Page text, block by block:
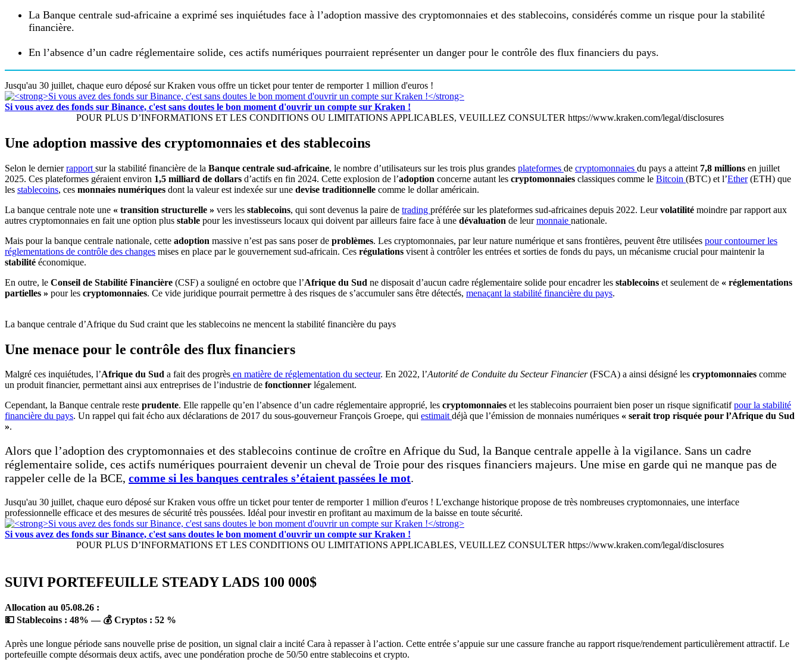
La Banque centrale sud-africaine a exprimé ses inquiétudes face à l’adoption massive des cryptomonnaies et des stablecoins, considérés comme un risque pour la stabilité
financière.
En l’absence d’un cadre réglementaire solide, ces actifs numériques pourraient représenter un danger pour le contrôle des flux financiers du pays.
Jusqu'au 30 juillet, chaque euro déposé sur Kraken vous offre un ticket pour tenter de remporter 1 million d'euros !
Si vous avez des fonds sur Binance, c'est sans doutes le bon moment d'ouvrir un compte sur Kraken !
POUR PLUS D’INFORMATIONS ET LES CONDITIONS OU LIMITATIONS APPLICABLES, VEUILLEZ CONSULTER https://www.kraken.com/legal/disclosures
Une adoption massive des cryptomonnaies et des stablecoins
Selon le dernierrapport sur la stabilité financière de la Banque centrale sud-africaine, le nombre d’utilisateurs sur les trois plus grandes plateformes de cryptomonnaies du pays a atteint 7,8 millions en juillet
2025. Ces plateformes géraient environ 1,5 milliard de dollars d’actifs en fin 2024. Cette explosion de l’adoption concerne autant les cryptomonnaies classiques comme le Bitcoin (BTC) et l’Ether(ETH) que
les stablecoins, ces monnaies numériques dont la valeur est indexée sur une devise traditionnelle comme le dollar américain.
La banque centrale note une « transition structurelle » vers les stablecoins, qui sont devenus la paire de trading préférée sur les plateformes sud-africaines depuis 2022. Leurvolatilité moindre par rapport aux
autres cryptomonnaies en fait une option plus stable pour les investisseurs locaux qui doivent par ailleurs faire face à une dévaluation de leurmonnaie nationale.
Mais pour la banque centrale nationale, cette adoption massive n’est pas sans poser de problèmes. Les cryptomonnaies, par leur nature numérique et sans frontières, peuvent être utilisées pour contourner les
réglementations de contrôle des changes mises en place par le gouvernement sud-africain. Ces régulations visent à contrôler les entrées et sorties de fonds du pays, un mécanisme crucial pour maintenir la
stabilité économique.
En outre, le Conseil de Stabilité Financière (CSF) a souligné en octobre que l’Afrique du Sud ne disposait d’aucun cadre réglementaire solide pour encadrer les stablecoins et seulement de « réglementations
partielles » pour les cryptomonnaies. Ce vide juridique pourrait permettre à des risques de s’accumuler sans être détectés, menaçant la stabilité financière du pays.
La banque centrale d’Afrique du Sud craint que les stablecoins ne mencent la stabilité financière du pays
Une menace pour le contrôle des flux financiers
Malgré ces inquiétudes, l’Afrique du Sud a fait des progrès en matière de réglementation du secteur. En 2022, l’Autorité de Conduite du Secteur Financier(FSCA) a ainsi désigné les cryptomonnaies comme
un produit financier, permettant ainsi aux entreprises de l’industrie de fonctionner légalement.
Cependant, la Banque centrale reste prudente. Elle rappelle qu’en l’absence d’un cadre réglementaire approprié, les cryptomonnaies et les stablecoins pourraient bien poser un risque significatifpour la stabilité
financière du pays. Un rappel qui fait écho aux déclarations de 2017 du sous-gouverneur François Groepe, qui estimaitdéjà que l’émission de monnaies numériques « serait trop risquée pour l’Afrique du Sud
».
Alors que l’adoption des cryptomonnaies et des stablecoins continue de croître en Afrique du Sud, la Banque centrale appelle à la vigilance. Sans un cadre
réglementaire solide, ces actifs numériques pourraient devenir un cheval de Troie pour des risques financiers majeurs. Une mise en garde qui ne manque pas de
rappeler celle de la BCE, comme si les banques centrales s’étaient passées le mot.
Jusqu'au 30 juillet, chaque euro déposé sur Kraken vous offre un ticket pour tenter de remporter 1 million d'euros ! L'exchange historique propose de très nombreuses cryptomonnaies, une interface
professionnelle efficace et des mesures de sécurité très poussées. Idéal pour investir en profitant au maximum de la baisse en toute sécurité.
Si vous avez des fonds sur Binance, c'est sans doutes le bon moment d'ouvrir un compte sur Kraken !
POUR PLUS D’INFORMATIONS ET LES CONDITIONS OU LIMITATIONS APPLICABLES, VEUILLEZ CONSULTER https://www.kraken.com/legal/disclosures
SUIVI PORTEFEUILLE STEADY LADS 100 000$
Allocation au 05.08.26 :
💵 Stablecoins : 48% — 💰 Cryptos : 52 %
Après une longue période sans nouvelle prise de position, un signal clair a incité Cara à repasser à l’action. Cette entrée s’appuie sur une cassure franche au rapport risque/rendement particulièrement attractif. Le
portefeuille compte désormais deux actifs, avec une pondération proche de 50/50 entre stablecoins et crypto.